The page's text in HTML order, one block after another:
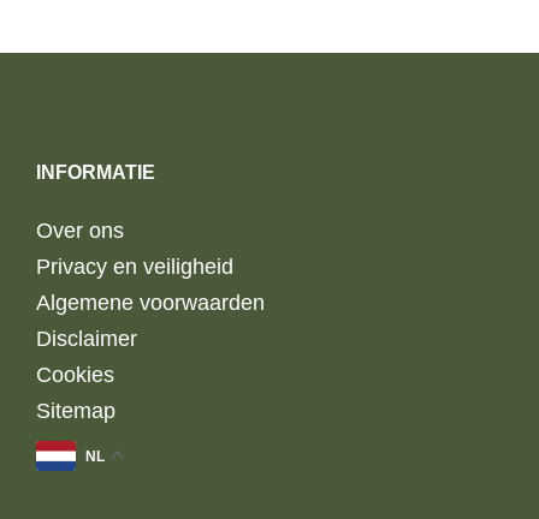
INFORMATIE
Over ons
Privacy en veiligheid
Algemene voorwaarden
Disclaimer
Cookies
Sitemap
NL